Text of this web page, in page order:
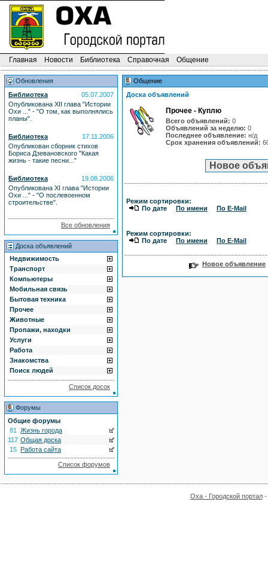
Главная Новости Библиотека Справочная Общение
Обновления
Библиотека
05.07.2007
Опубликована XII глава "Истории
Охи ..." - "О том, как выполнялись
планы".
Библиотека
17.11.2006
Опубликован сборник стихов
Бориса Дзевановского "Какая
жизнь - такие песни..."
Библиотека
19.08.2006
Опубликована XI глава "Истории
Охи ..." - "О послевоенном
строительстве".
Все обновления
Доска объявлений
Недвижимость
Транспорт
Компьютеры
Мобильная связь
Бытовая техника
Прочее
Животные
Пропажи, находки
Услуги
Работа
Знакомства
Поиск людей
Список досок
Форумы
Общие форумы
81
Жизнь города
117 Общая доска
15 Работа сайта
Список форумов
Общение
Доска объявлений
Прочее - Куплю
Всего объявлений: 0
Объявлений за неделю: 0
Последнее объявление: н/д
Срок хранения объявлений:
Режим сортировки:
По дате
По имени По E-Mail
Режим сортировки:
По дате
По имени По E-Mail
Новое объявление
Оха - Городской портал-